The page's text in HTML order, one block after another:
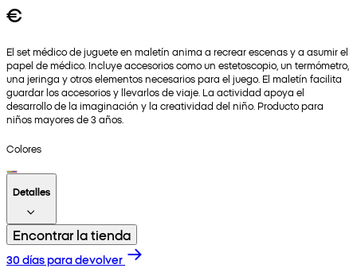
€
El set médico de juguete en maletín anima a recrear escenas y a asumir el
papel de médico. Incluye accesorios como un estetoscopio, un termómetro,
una jeringa y otros elementos necesarios para el juego. El maletín facilita
guardar los accesorios y llevarlos de viaje. La actividad apoya el
desarrollo de la imaginación y la creatividad del niño. Producto para
niños mayores de 3 años.
Colores
Detalles
Encontrar la tienda
30 días para devolver